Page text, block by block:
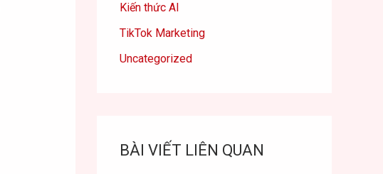
Kiến thức AI
TikTok Marketing
Uncategorized
BÀI VIẾT LIÊN QUAN